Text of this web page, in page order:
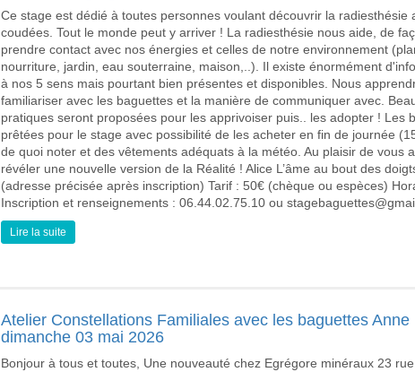
Ce stage est dédié à toutes personnes voulant découvrir la radiesthésie
coudées. Tout le monde peut y arriver ! La radiesthésie nous aide, de
prendre contact avec nos énergies et celles de notre environnement
nourriture, jardin, eau souterraine, maison,..). Il existe énormément
à nos 5 sens mais pourtant bien présentes et disponibles. Nous
familiariser avec les baguettes et la manière de communiquer avec.
pratiques seront proposées pour les apprivoiser puis.. les adopter ! Les
prêtées pour le stage avec possibilité de les acheter en fin de journée
de quoi noter et des vêtements adéquats à la météo. Au plaisir de vous
révéler une nouvelle version de la Réalité ! Alice L’âme au bout des
(adresse précisée après inscription) Tarif : 50€ (chèque ou espèces)
Inscription et renseignements : 06.44.02.75.10 ou
Lire la suite
Atelier Constellations Familiales avec les baguettes Anne
dimanche 03 mai 2026
Bonjour à tous et toutes, Une nouveauté chez Egrégore minéraux 23